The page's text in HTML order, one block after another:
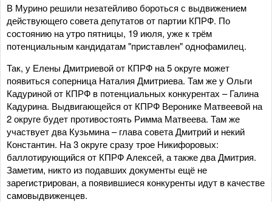
В Мурино решили незатейливо бороться с выдвижением
действующего совета депутатов от партии КПРФ. По
состоянию на утро пятницы, 19 июля, уже к трём
потенциальным кандидатам "приставлен" однофамилец.
Так, у Елены Дмитриевой от КПРФ на 5 округе может
появиться соперница Наталия Дмитриева. Там же у Ольги
Кадуриной от КПРФ в потенциальных конкурентах – Галина
Кадурина. Выдвигающейся от КПРФ Веронике Матвеевой на
2 округе будет противостоять Римма Матвеева. Там же
участвует два Кузьмина – глава совета Дмитрий и некий
Константин. На 3 округе сразу трое Никифоровых:
баллотирующийся от КПРФ Алексей, а также два Дмитрия.
Заметим, никто из подавших документы ещё не
зарегистрирован, а появившиеся конкуренты идут в качестве
самовыдвиженцев.